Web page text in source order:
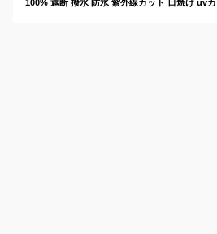
100% 遮断 撥水 防水 紫外線カット 日焼け uv